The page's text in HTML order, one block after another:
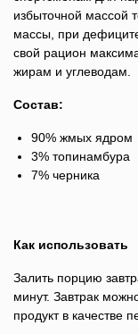
избыточной массой
массы, при
свой рацион
жирам и углеводам.
Состав:
90% жмых ядром
3% топинамбура
7% черника
Как использовать
Залить порцию
минут. Завтрак
продукт в качестве